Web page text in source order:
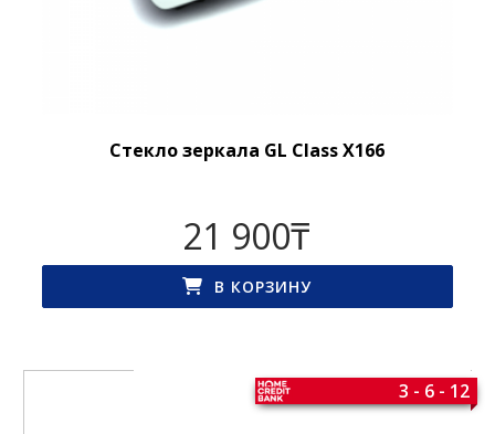
Стекло зеркала GL Class X166
21 900₸
В КОРЗИНУ
3 - 6 - 12